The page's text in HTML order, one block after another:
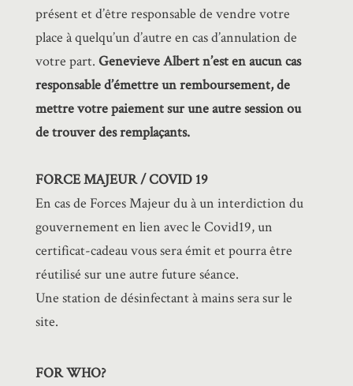
présent et d’être responsable de vendre votre
place à quelqu’un d’autre en cas d’annulation de
votre part.Genevieve Albert n’est en aucun cas
responsable d’émettre un remboursement, de
mettre votre paiement sur une autre session ou
de trouver des remplaçants.
FORCE MAJEUR / COVID 19
En cas de Forces Majeur du à un interdiction du
gouvernement en lien avec le Covid19, un
certificat-cadeau vous sera émit et pourra être
réutilisé sur une autre future séance.
Une station de désinfectant à mains sera sur le
site.
FOR WHO?